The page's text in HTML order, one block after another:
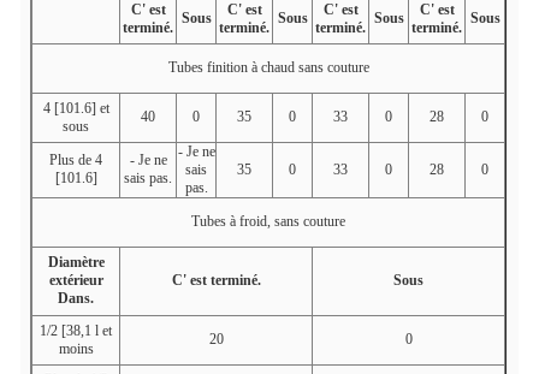
C' est
terminé.
Sous
C' est
terminé.
Sous
C' est
terminé.
Sous
C' est
terminé.
Sous
Tubes finition à chaud sans couture
4 [101.6] et
sous
40 0 35 0 33 0 28 0
Plus de 4
[101.6]
- Je ne
sais pas.
- Je ne
sais
pas.
35 0 33 0 28 0
Tubes à froid, sans couture
Diamètre
extérieur
Dans.
C' est terminé. Sous
1/2 [38,1 l et
moins
20 0